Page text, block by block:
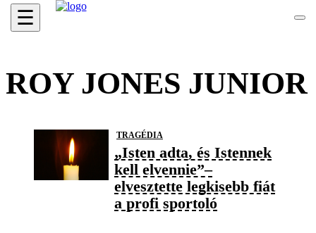
☰
ROY JONES JUNIOR
TRAGÉDIA
„Isten adta, és Istennek
kell elvennie”–
elvesztette legkisebb fiát
a profi sportoló